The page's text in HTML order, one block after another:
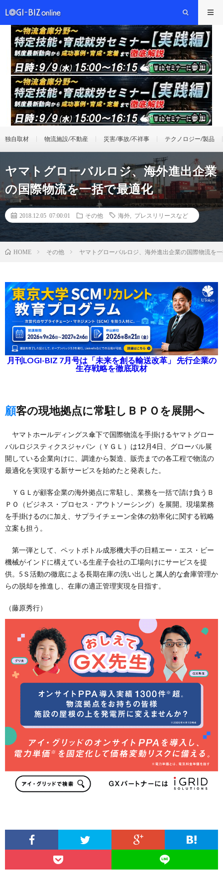
独自取材 物流施設/不動産 災害/事故/不祥事 テクノロジー/製品
ヤマトグローバルロジ、海外進出企業
の国際物流を一括で最適化
2018.12.05 07:00:01 その他 海外 プレスリリースなど
HOME その他 ヤマトグローバルロジ、海外進出企業の国際物流を
月刊LOGI-BIZ 7月号は「未来を創る輸送改革」 先行企業の
生存戦略を徹底取材
顧客の現地拠点に常駐しＢＰＯを展開へ
ヤマトホールディングス傘下で国際物流を手掛けるヤマトグロー
バルロジスティクスジャパン（ＹＧＬ）は12月4日、グローバル展
開している企業向けに、調達から製造、販売までの各工程で物流の
最適化を実現する新サービスを始めたと発表した。
ＹＧＬが顧客企業の海外拠点に常駐し、業務を一括で請け負うＢ
ＰＯ（ビジネス・プロセス・アウトソーシング）を展開。現場業務
を手掛けるのに加え、サプライチェーン全体の効率化に関する戦略
立案も担う。
第一弾として、ペットボトル成形機大手の日精エー・エス・ビー
機械がインドに構えている生産子会社の工場向けにサービスを提
供。5Ｓ活動の徹底による長期在庫の洗い出しと属人的な倉庫管理か
らの脱却を推進し、在庫の適正管理実現を目指す。
（藤原秀行）